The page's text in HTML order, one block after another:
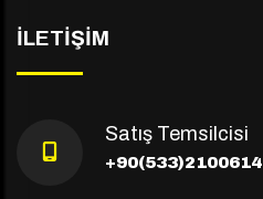
İLETIŞIM
Satış Temsilcisi
+90(533)2100614